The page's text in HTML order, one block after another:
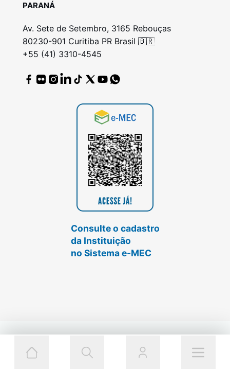
PARANÁ
Av. Sete de Setembro, 3165 Rebouças
80230-901 Curitiba PR Brasil 🇧🇷
+55 (41) 3310-4545
Consulte o cadastro
da Instituição
no Sistema e-MEC